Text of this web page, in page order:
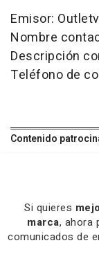
Emisor:
Nombre
Descripción
Teléfono de
Contenido
Si quieres
marca, ahora
comunicados de